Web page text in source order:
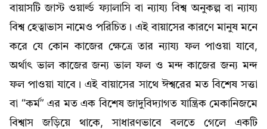
বায়াসটি জাস্ট ওয়ার্ল্ড ফ্যালাসি বা ন্যায্য বিশ্ব অনুকল্প বা ন্যায্য
বিশ্ব হেত্বাভাস নামেও পরিচিত। এই বায়াসের কারণে মানুষ মনে
করে যে কোন কাজের ক্ষেত্রে তার ন্যায্য ফল পাওয়া যাবে,
অর্থাৎ ভাল কাজের জন্য ভাল ফল ও মন্দ কাজের জন্য মন্দ
ফল পাওয়া যাবে। এই বায়াসের সাথে ঈশ্বরের মত বিশেষ সত্তা
বা “কর্ম” এর মত এক বিশেষ জাদুবিদ্যাগত যান্ত্রিক মেকানিজমে
বিশ্বাস জড়িয়ে থাকে, সাধারণভাবে বলতে গেলে একটি